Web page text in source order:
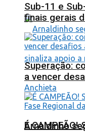
Arnaldinho
Sub-11 e
finais gerais
Superação:
a vencer
É